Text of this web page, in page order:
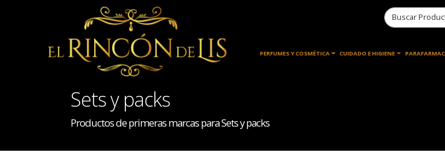
INICIO PERFUMES Y COSMÉTICA CUIDADO E HIGIENE
Sets y packs
Productos de primeras marcas para Sets y packs